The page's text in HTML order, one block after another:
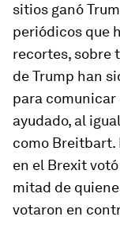
sitios ganó
periódicos que
recortes, sobre
de Trump han
para comunicar
ayudado, al
como Breitbart.
en el Brexit
mitad de
votaron en